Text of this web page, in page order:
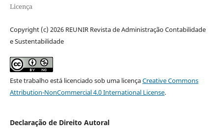
Licença
Copyright (c) 2026 REUNIR Revista de Administração Contabilidade
e Sustentabilidade
Este trabalho está licenciado sob uma licençaCreative Commons
Attribution-NonCommercial 4.0 International License.
Declaração de Direito Autoral